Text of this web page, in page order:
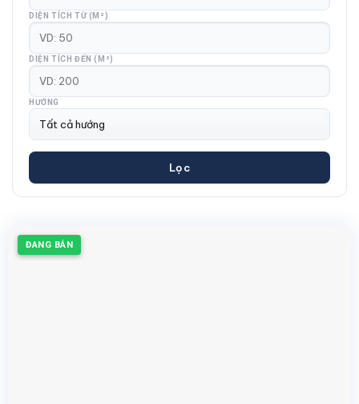
DIỆN TÍCH TỪ (M²)
DIỆN TÍCH ĐẾN (M²)
HƯỚNG
Lọc
ĐANG BÁN